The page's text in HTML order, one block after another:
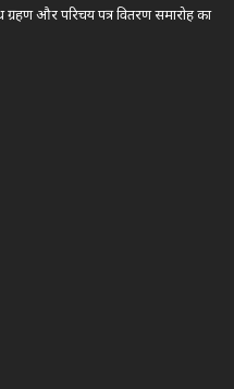
और परिचय पत्र वितरण समारोह का